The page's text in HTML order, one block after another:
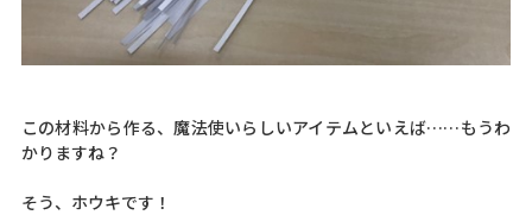
この材料から作る、魔法使いらしいアイテムといえば……もうわ
かりますね？
そう、ホウキです！